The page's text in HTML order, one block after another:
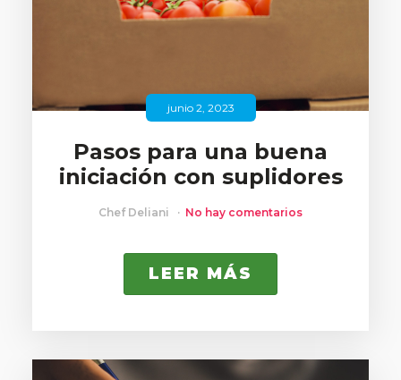
junio 2, 2023
Pasos para una buena
iniciación con suplidores
Chef Deliani No hay comentarios
LEER MÁS